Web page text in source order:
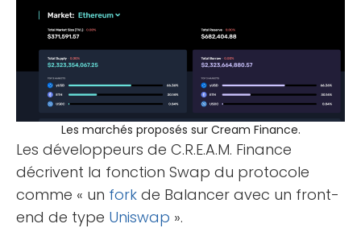
Les marchés proposés sur Cream Finance.
Les développeurs de C.R.E.A.M. Finance
décrivent la fonction Swap du protocole
comme « un fork de Balancer avec un front-
end de type Uniswap ».